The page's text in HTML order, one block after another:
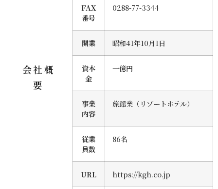
会社概
要
FAX
番号
0288-77-3344
開業 昭和41年10月1日
資本
金
一億円
事業
内容
旅館業（リゾートホテル）
従業
員数
86名
URL https://kgh.co.jp